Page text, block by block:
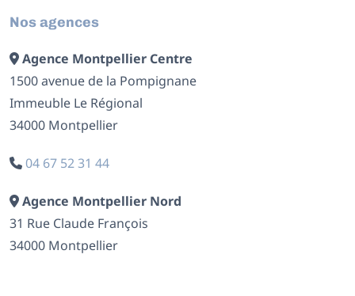
Nos agences
Agence Montpellier Centre
1500 avenue de la Pompignane
Immeuble Le Régional
34000 Montpellier
04 67 52 31 44
Agence Montpellier Nord
31 Rue Claude François
34000 Montpellier